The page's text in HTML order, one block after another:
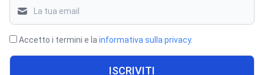
Accetto i termini e la informativa sulla privacy.
ISCRIVITI